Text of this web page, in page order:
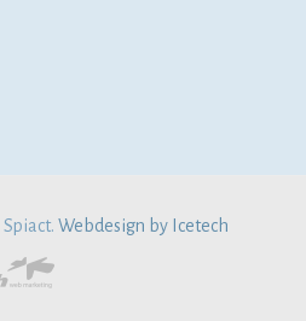
Spiact.Webdesign by Icetech